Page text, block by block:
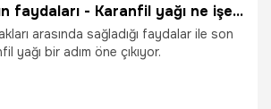
Karanfil yağının faydaları - Karanfil yağı ne işe yarar?
arasında sağladığı faydalar ile son
yağı bir adım öne çıkıyor.